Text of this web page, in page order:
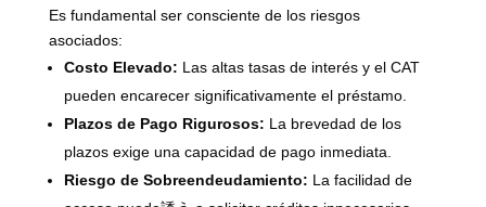
Es fundamental ser consciente de los riesgos
asociados:
Costo Elevado: Las altas tasas de interés y el CAT
pueden encarecer significativamente el préstamo.
Plazos de Pago Rigurosos: La brevedad de los
plazos exige una capacidad de pago inmediata.
Riesgo de Sobreendeudamiento: La facilidad de